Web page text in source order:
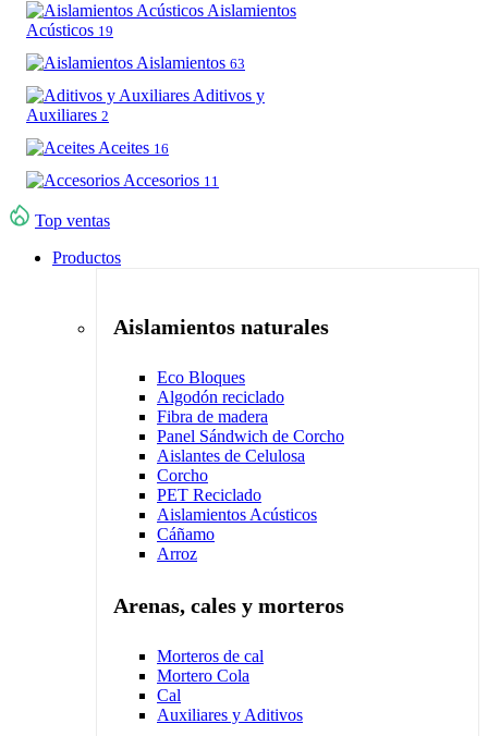
Aislamientos
Acústicos 19
Aislamientos 63
Aditivos y
Auxiliares 2
Aceites 16
Accesorios 11
Top ventas
Productos
Aislamientos naturales
Eco Bloques
Algodón reciclado
Fibra de madera
Panel Sándwich de Corcho
Aislantes de Celulosa
Corcho
PET Reciclado
Aislamientos Acústicos
Cáñamo
Arroz
Arenas, cales y morteros
Morteros de cal
Mortero Cola
Cal
Auxiliares y Aditivos